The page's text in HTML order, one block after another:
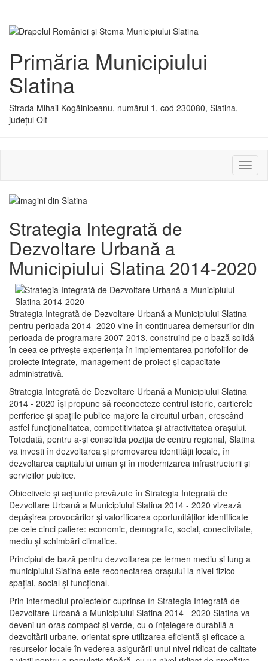
Primăria Municipiului
Slatina
Strada Mihail Kogălniceanu, numărul 1, cod 230080, Slatina,
județul Olt
sau
Strategia Integrată de
Dezvoltare Urbană a
Municipiului Slatina 2014-2020
Strategia Integrată de Dezvoltare Urbană a Municipiului Slatina
pentru perioada 2014 -2020 vine în continuarea demersurilor din
perioada de programare 2007-2013, construind pe o bază solidă
în ceea ce priveşte experienţa în implementarea portofoliilor de
proiecte integrate, management de proiect și capacitate
administrativă.
Strategia Integrată de Dezvoltare Urbană a Municipiului Slatina
2014 - 2020 își propune să reconecteze centrul istoric, cartierele
periferice şi spaţiile publice majore la circuitul urban, crescând
astfel funcţionalitatea, competitivitatea şi atractivitatea oraşului.
Totodată, pentru a-şi consolida poziţia de centru regional, Slatina
va investi în dezvoltarea şi promovarea identităţii locale, în
dezvoltarea capitalului uman şi în modernizarea infrastructurii şi
serviciilor publice.
Obiectivele şi acţiunile prevăzute în Strategia Integrată de
Dezvoltare Urbană a Municipiului Slatina 2014 - 2020 vizează
depășirea provocărilor şi valorificarea oportunităţilor identificate
pe cele cinci paliere: economic, demografic, social, conectivitate,
mediu şi schimbări climatice.
Principiul de bază pentru dezvoltarea pe termen mediu şi lung a
municipiului Slatina este reconectarea oraşului la nivel fizico-
spaţial, social şi funcţional.
Prin intermediul proiectelor cuprinse în Strategia Integrată de
Dezvoltare Urbană a Municipiului Slatina 2014 - 2020 Slatina va
deveni un oraş compact şi verde, cu o înţelegere durabilă a
dezvoltării urbane, orientat spre utilizarea eficientă şi eficace a
resurselor locale în vederea asigurării unui nivel ridicat de calitate